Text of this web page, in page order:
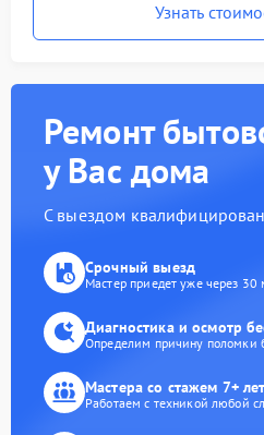
Узнать
Ремонт
у Вас дома
С выездом
Срочный выезд
Мастер приедет уже через 30
Диагностика и осмотр
Определим причину поломки
Мастера со стажем 7+ лет
Работаем с техникой любой